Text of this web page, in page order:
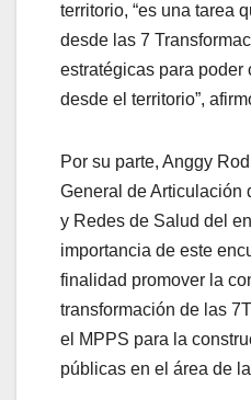
territorio, “es una tarea
desde las 7
estratégicas para poder
desde el territorio”,
Por su parte, Anggy
General de Articulación
y Redes de Salud del
importancia de este
finalidad promover la
transformación de las
el MPPS para la
públicas en el área de